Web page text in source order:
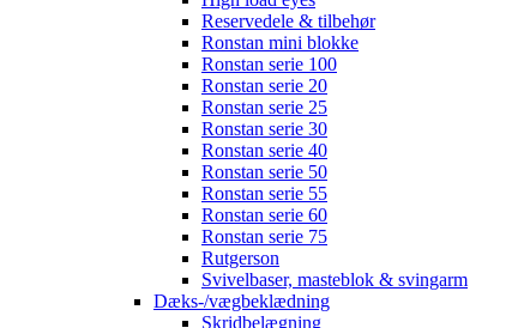
Reservedele & tilbehør
Ronstan mini blokke
Ronstan serie 100
Ronstan serie 20
Ronstan serie 25
Ronstan serie 30
Ronstan serie 40
Ronstan serie 50
Ronstan serie 55
Ronstan serie 60
Ronstan serie 75
Rutgerson
Svivelbaser, masteblok & svingarm
Dæks-/vægbeklædning
Skridbelægning